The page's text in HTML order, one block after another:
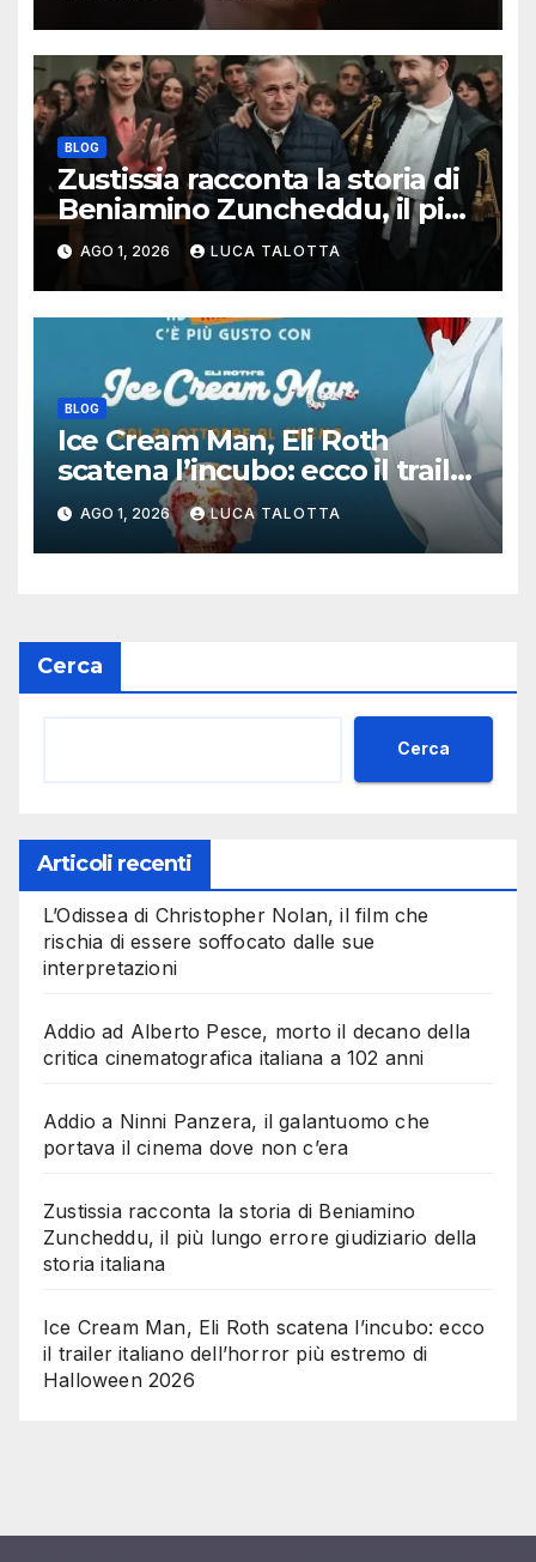
BLOG
Zustissia racconta la storia di
Beniamino Zuncheddu, il più
lungo errore giudiziario della
storia italiana
AGO 1, 2026 LUCA TALOTTA
BLOG
Ice Cream Man, Eli Roth
scatena l’incubo: ecco il trailer
italiano dell’horror più
estremo di Halloween 2026
AGO 1, 2026 LUCA TALOTTA
Cerca
Cerca
Articoli recenti
L’Odissea di Christopher Nolan, il film che
rischia di essere soffocato dalle sue
interpretazioni
Addio ad Alberto Pesce, morto il decano della
critica cinematografica italiana a 102 anni
Addio a Ninni Panzera, il galantuomo che
portava il cinema dove non c’era
Zustissia racconta la storia di Beniamino
Zuncheddu, il più lungo errore giudiziario della
storia italiana
Ice Cream Man, Eli Roth scatena l’incubo: ecco
il trailer italiano dell’horror più estremo di
Halloween 2026